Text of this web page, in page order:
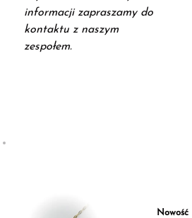
informacji zapraszamy do
kontaktu z naszym
zespołem.
Nowość